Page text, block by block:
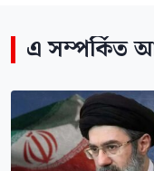
এ সম্পর্কিত